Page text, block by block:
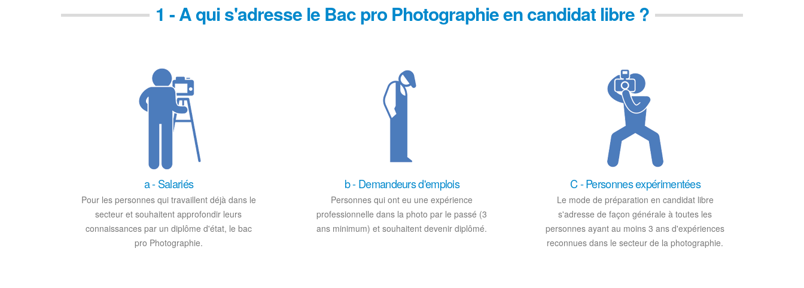
1 - A qui s'adresse le Bac pro Photographie en candidat libre ?
a - Salariés
Pour les personnes qui travaillent déjà dans le
secteur et souhaitent approfondir leurs
connaissances par un diplôme d'état, le bac
pro Photographie.
b - Demandeurs d'emplois
Personnes qui ont eu une expérience
professionnelle dans la photo par le passé (3
ans minimum) et souhaitent devenir diplômé.
C - Personnes expérimentées
Le mode de préparation en candidat libre
s'adresse de façon générale à toutes les
personnes ayant au moins 3 ans d'expériences
reconnues dans le secteur de la photographie.